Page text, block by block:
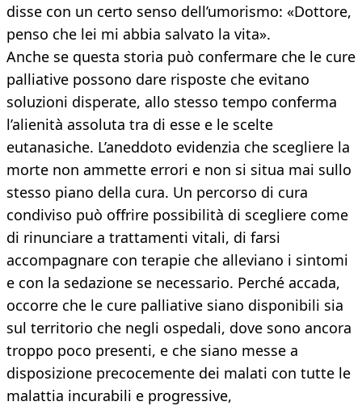
disse con un certo senso dell’umorismo: «Dottore,
penso che lei mi abbia salvato la vita».
Anche se questa storia può confermare che le cure
palliative possono dare risposte che evitano
soluzioni disperate, allo stesso tempo conferma
l’alienità assoluta tra di esse e le scelte
eutanasiche. L’aneddoto evidenzia che scegliere la
morte non ammette errori e non si situa mai sullo
stesso piano della cura. Un percorso di cura
condiviso può offrire possibilità di scegliere come
di rinunciare a trattamenti vitali, di farsi
accompagnare con terapie che alleviano i sintomi
e con la sedazione se necessario. Perché accada,
occorre che le cure palliative siano disponibili sia
sul territorio che negli ospedali, dove sono ancora
troppo poco presenti, e che siano messe a
disposizione precocemente dei malati con tutte le
malattia incurabili e progressive,